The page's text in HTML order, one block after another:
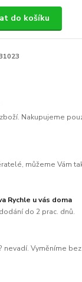
do košíku
Nakupujeme
můžeme Vám
Rychle u vás doma
do 2 prac. dnů.
nevadí. Vyměníme